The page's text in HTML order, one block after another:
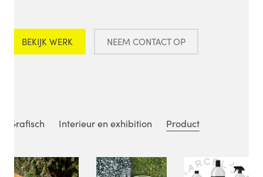
BEKIJK WERK NEEM CONTACT OP
Grafisch Interieur en exhibition Product
Ik hoor het graag!